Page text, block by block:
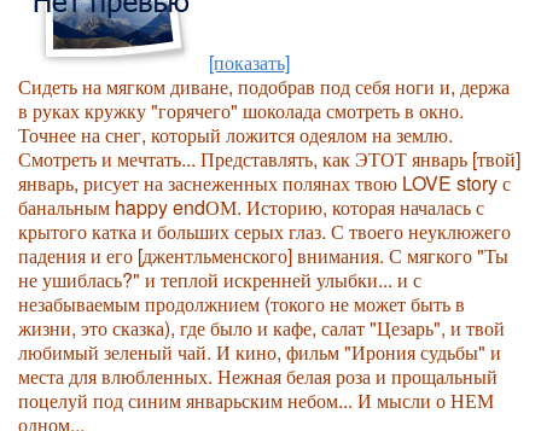
[показать]
Сидеть на мягком диване, подобрав под себя ноги и, держа
в руках кружку "горячего" шоколада смотреть в окно.
Точнее на снег, который ложится одеялом на землю.
Смотреть и мечтать... Представлять, как ЭТОТ январь [твой]
январь, рисует на заснеженных полянах твою LOVE story с
банальным happy endОМ. Историю, которая началась с
крытого катка и больших серых глаз. С твоего неуклюжего
падения и его [джентльменского] внимания. С мягкого "Ты
не ушиблась?" и теплой искренней улыбки... и с
незабываемым продолжнием (токого не может быть в
жизни, это сказка), где было и кафе, салат "Цезарь", и твой
любимый зеленый чай. И кино, фильм "Ирония судьбы" и
места для влюбленных. Нежная белая роза и прощальный
поцелуй под синим январьским небом... И мысли о НЕМ
одном...